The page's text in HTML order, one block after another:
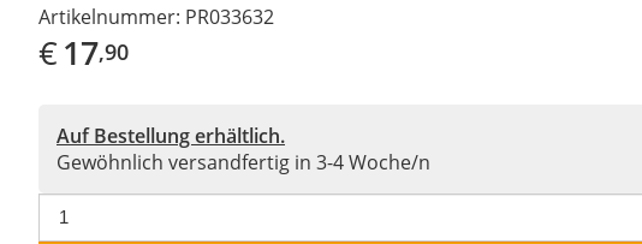
Artikelnummer: PR033632
€17,90
Auf Bestellung erhältlich.
Gewöhnlich versandfertig in 3-4 Woche/n